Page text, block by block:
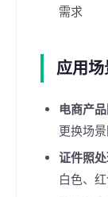
需求
应用场
电商产品
更换场
证件照处
白色、